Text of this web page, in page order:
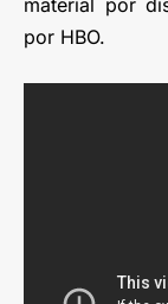
por HBO.